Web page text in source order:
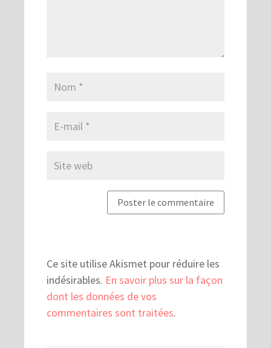
Ce site utilise Akismet pour réduire les
indésirables. En savoir plus sur la façon
dont les données de vos
commentaires sont traitées.